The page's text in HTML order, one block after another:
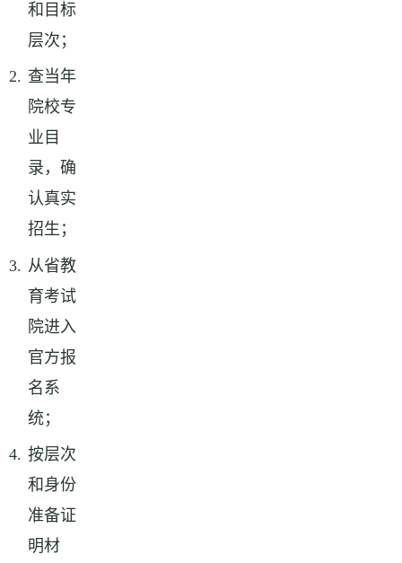
和目标
层次；
查当年
院校专
业目
录，确
认真实
招生；
从省教
育考试
院进入
官方报
名系
统；
按层次
和身份
准备证
明材